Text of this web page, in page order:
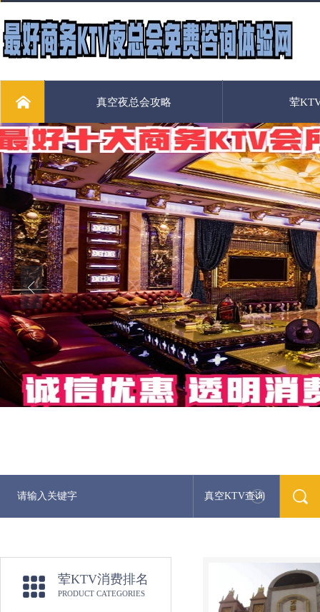
真空夜总会攻略 荤
真空KTV查询
荤KTV消费排名
PRODUCT CATEGORIES